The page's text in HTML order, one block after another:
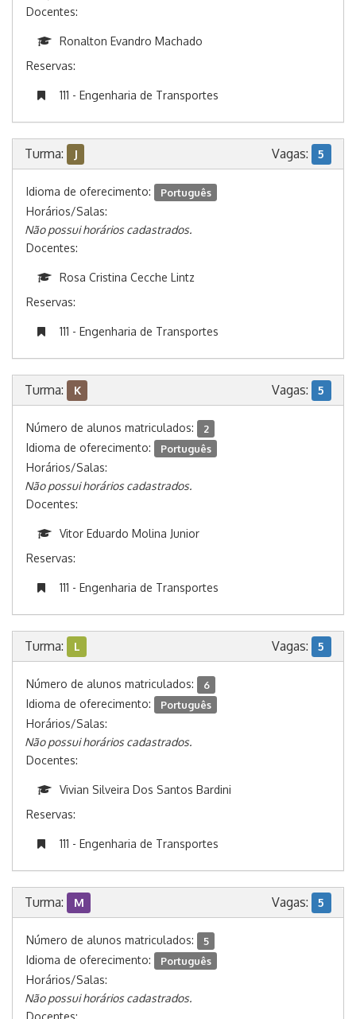
Docentes:
Ronalton Evandro Machado
Reservas:
111 - Engenharia de Transportes
Turma: J Vagas: 5
Idioma de oferecimento: Português
Horários/Salas:
Não possui horários cadastrados.
Docentes:
Rosa Cristina Cecche Lintz
Reservas:
111 - Engenharia de Transportes
Turma: K Vagas: 5
Número de alunos matriculados: 2
Idioma de oferecimento: Português
Horários/Salas:
Não possui horários cadastrados.
Docentes:
Vitor Eduardo Molina Junior
Reservas:
111 - Engenharia de Transportes
Turma: L Vagas: 5
Número de alunos matriculados: 6
Idioma de oferecimento: Português
Horários/Salas:
Não possui horários cadastrados.
Docentes:
Vivian Silveira Dos Santos Bardini
Reservas:
111 - Engenharia de Transportes
Turma: M Vagas: 5
Número de alunos matriculados: 5
Idioma de oferecimento: Português
Horários/Salas:
Não possui horários cadastrados.